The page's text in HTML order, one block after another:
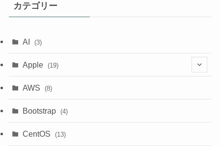
カテゴリー
AI (3)
Apple (19)
(1)
(18)
AWS (8)
Bootstrap (4)
CentOS (13)